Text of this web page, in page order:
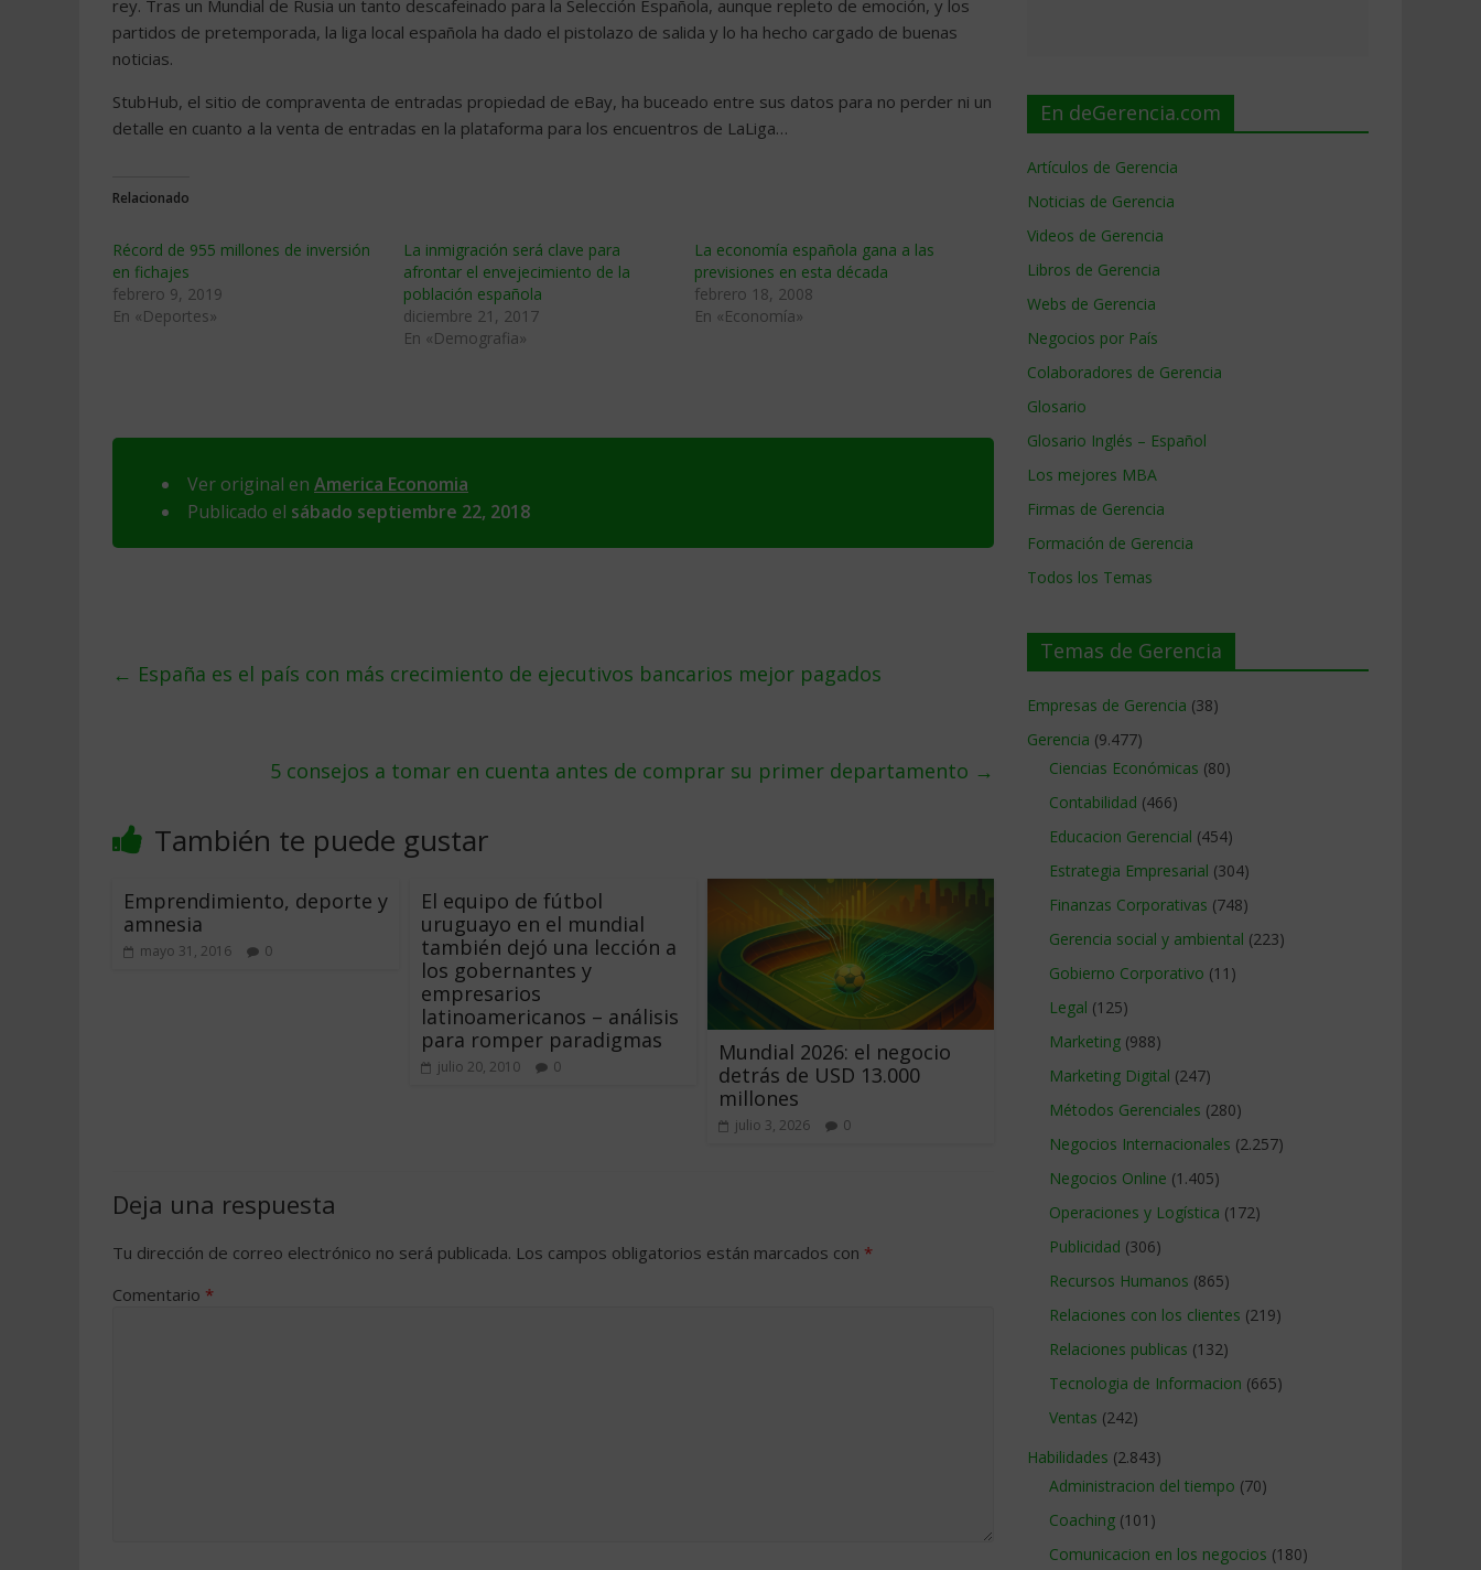
rey. Tras un Mundial de Rusia un tanto descafeinado para la Selección Española, aunque repleto de emoción, y los
partidos de pretemporada, la liga local española ha dado el pistolazo de salida y lo ha hecho cargado de buenas
noticias.
StubHub, el sitio de compraventa de entradas propiedad de eBay, ha buceado entre sus datos para no perder ni un
detalle en cuanto a la venta de entradas en la plataforma para los encuentros de LaLiga…
Relacionado
Récord de 955 millones de inversión
en fichajes
febrero 9, 2019
En «Deportes»
La inmigración será clave para
afrontar el envejecimiento de la
población española
diciembre 21, 2017
En «Demografia»
La economí­a española gana a las
previsiones en esta década
febrero 18, 2008
En «Economía»
Ver original en America Economia
Publicado el sábado septiembre 22, 2018
← España es el país con más crecimiento de ejecutivos bancarios mejor pagados
5 consejos a tomar en cuenta antes de comprar su primer departamento →
También te puede gustar
Emprendimiento, deporte y
amnesia
mayo 31, 2016 0
El equipo de fútbol
uruguayo en el mundial
también dejó una lección a
los gobernantes y
empresarios
latinoamericanos – análisis
para romper paradigmas
julio 20, 2010 0
Mundial 2026: el negocio
detrás de USD 13.000
millones
julio 3, 2026 0
Deja una respuesta
Tu dirección de correo electrónico no será publicada. Los campos obligatorios están marcados con *
Comentario *
En deGerencia.com
Artículos de Gerencia
Noticias de Gerencia
Videos de Gerencia
Libros de Gerencia
Webs de Gerencia
Negocios por País
Colaboradores de Gerencia
Glosario
Glosario Inglés – Español
Los mejores MBA
Firmas de Gerencia
Formación de Gerencia
Todos los Temas
Temas de Gerencia
Empresas de Gerencia (38)
Gerencia (9.477)
Ciencias Económicas (80)
Contabilidad (466)
Educacion Gerencial (454)
Estrategia Empresarial (304)
Finanzas Corporativas (748)
Gerencia social y ambiental (223)
Gobierno Corporativo (11)
Legal (125)
Marketing (988)
Marketing Digital (247)
Métodos Gerenciales (280)
Negocios Internacionales (2.257)
Negocios Online (1.405)
Operaciones y Logística (172)
Publicidad (306)
Recursos Humanos (865)
Relaciones con los clientes (219)
Relaciones publicas (132)
Tecnologia de Informacion (665)
Ventas (242)
Habilidades (2.843)
Administracion del tiempo (70)
Coaching (101)
Comunicacion en los negocios (180)